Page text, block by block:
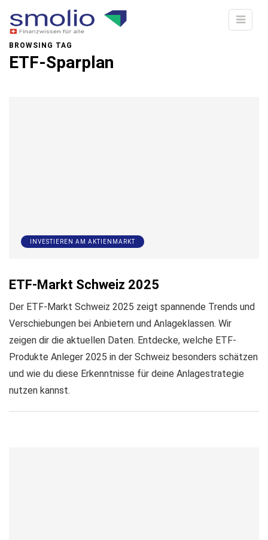
BROWSING TAG
ETF-Sparplan
INVESTIEREN AM AKTIENMARKT
ETF-Markt Schweiz 2025
Der ETF-Markt Schweiz 2025 zeigt spannende Trends und
Verschiebungen bei Anbietern und Anlageklassen. Wir
zeigen dir die aktuellen Daten. Entdecke, welche ETF-
Produkte Anleger 2025 in der Schweiz besonders schätzen
und wie du diese Erkenntnisse für deine Anlagestrategie
nutzen kannst.